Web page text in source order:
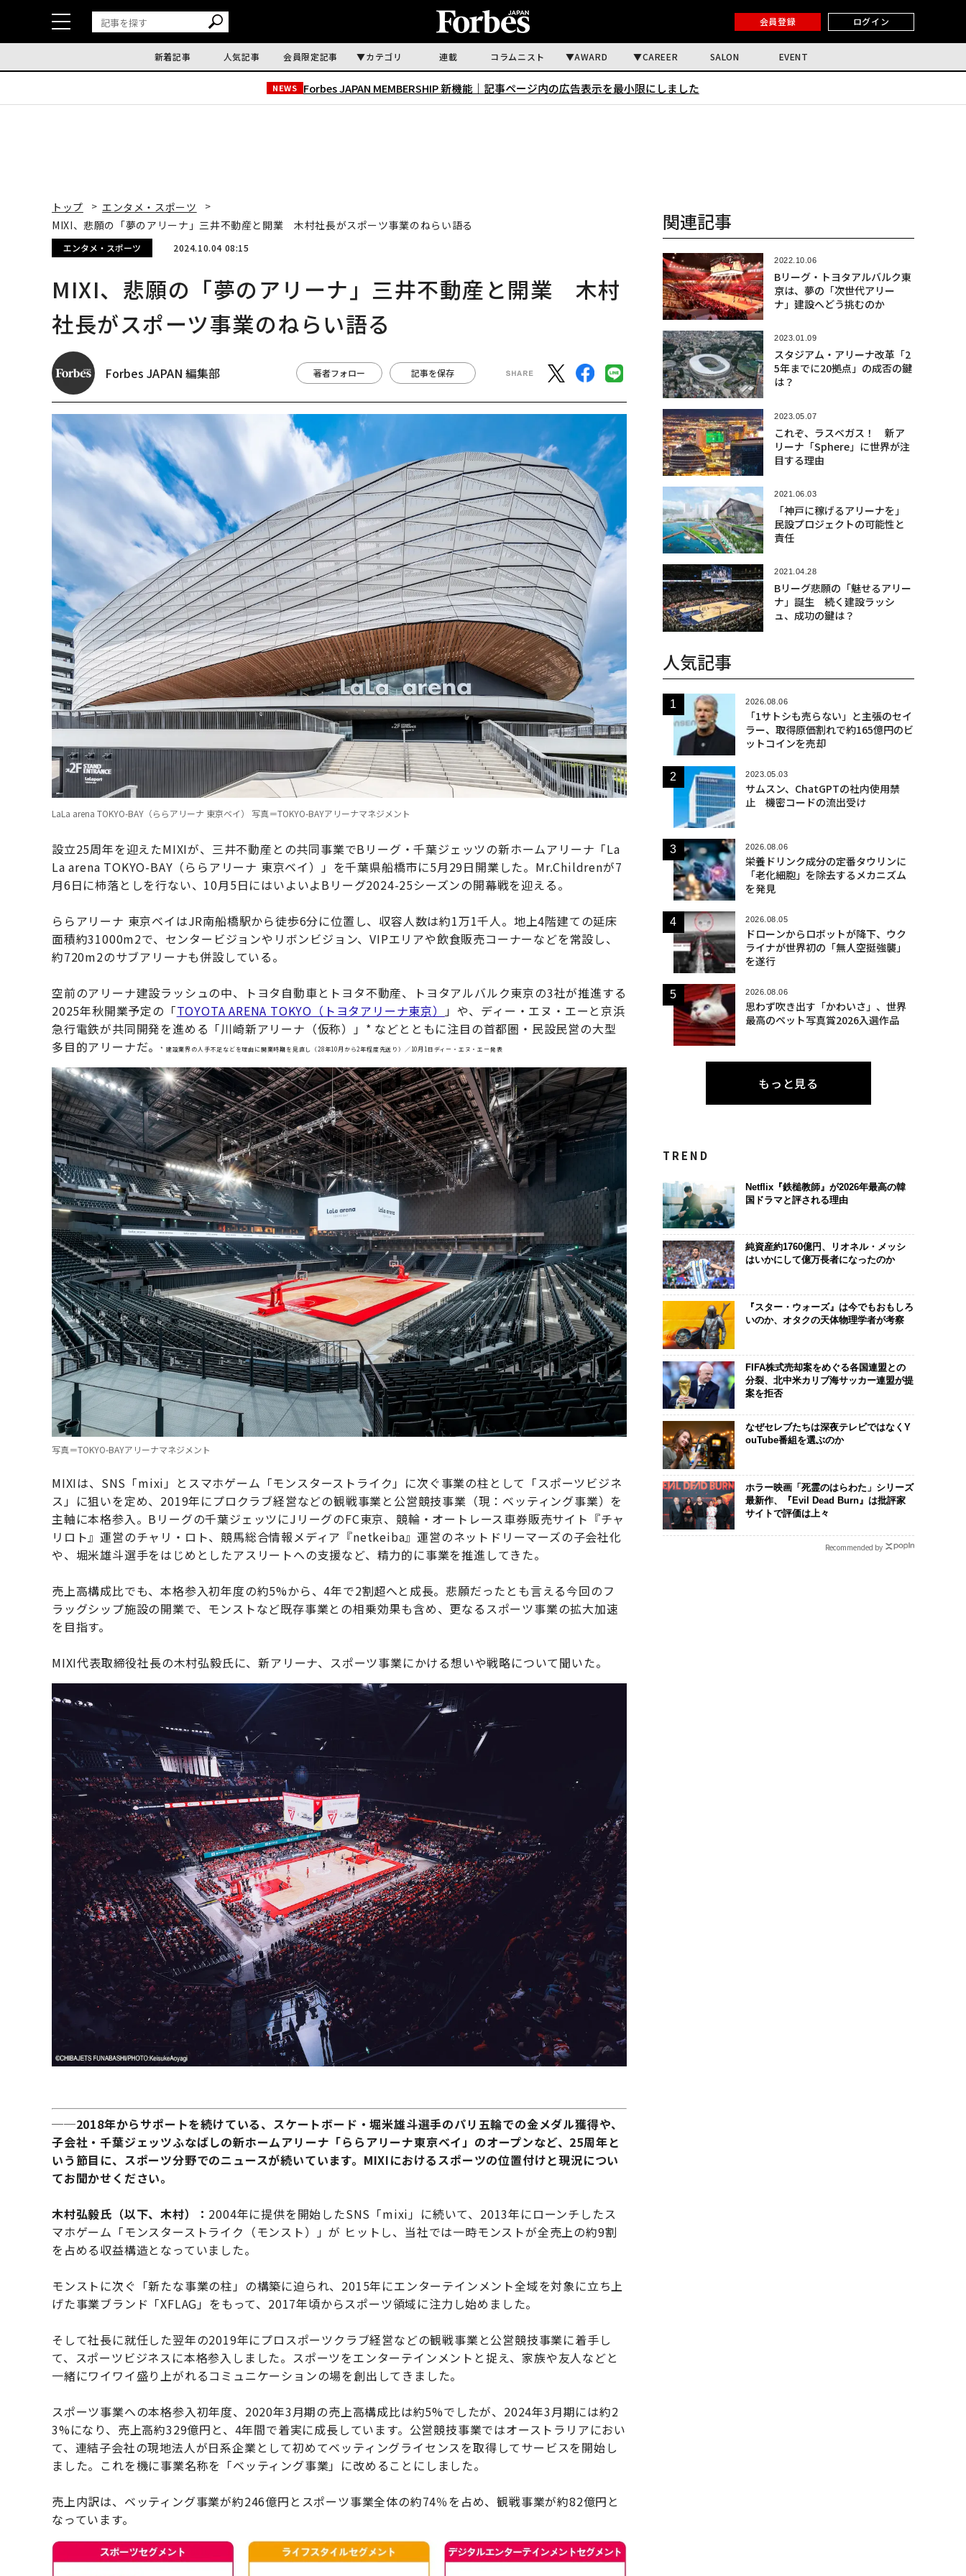
会員登録 ログイン
新着記事 人気記事 会員限定記事 カテゴリ 連載 コラムニスト AWARD CAREER SALON EVENT
NEWS Forbes JAPAN MEMBERSHIP 新機能｜ 記事ページ内の広告表示を最小限にしました
トップ
エンタメ・スポーツ
MIXI、悲願の「夢のアリーナ」三井不動産と開業 木村社長がスポーツ事業のねらい語る
エンタメ・スポーツ 2024.10.04 08:15
MIXI、悲願の「夢のアリーナ」三井不動産と開業 木村
社長がスポーツ事業のねらい語る
Forbes JAPAN 編集部 著者フォロー 記事を保存
LaLa arena TOKYO-BAY（ららアリーナ 東京ベイ） 写真＝TOKYO-BAYアリーナマネジメント
設立25周年を迎えたMIXIが、三井不動産との共同事業でBリーグ・千葉ジェッツの新ホームアリーナ「La
La arena TOKYO-BAY（ららアリーナ 東京ベイ）」を千葉県船橋市に5月29日開業した。Mr.Childrenが7
月6日に柿落としを行ない、10月5日にはいよいよBリーグ2024-25シーズンの開幕戦を迎える。
ららアリーナ 東京ベイはJR南船橋駅から徒歩6分に位置し、収容人数は約1万1千人。地上4階建ての延床
面積約31000m2で、センタービジョンやリボンビジョン、VIPエリアや飲食販売コーナーなどを常設し、
約720m2のサブアリーナも併設している。
空前のアリーナ建設ラッシュの中、トヨタ自動車とトヨタ不動産、トヨタアルバルク東京の3社が推進する
2025年秋開業予定の「TOYOTA ARENA TOKYO（トヨタアリーナ東京）
」や、ディー・エヌ・エーと京浜
急行電鉄が共同開発を進める「川崎新アリーナ（仮称）」* などとともに注目の首都圏・民設民営の大型
多目的アリーナだ。* 建設業界の人手不足などを理由に開業時期を見直し（28年10月から2年程度先送り）／10月1日ディー・エヌ・エー発表
写真＝TOKYO-BAYアリーナマネジメント
MIXIは、SNS「mixi」とスマホゲーム「モンスターストライク」に次ぐ事業の柱として「スポーツビジネ
ス」に狙いを定め、2019年にプロクラブ経営などの観戦事業と公営競技事業（現：ベッティング事業）を
主軸に本格参入。Bリーグの千葉ジェッツにJリーグのFC東京、競輪・オートレース車券販売サイト『チャ
リロト』運営のチャリ・ロト、競馬総合情報メディア『netkeiba』運営のネットドリーマーズの子会社化
や、堀米雄斗選手をはじめとしたアスリートへの支援など、精力的に事業を推進してきた。
売上高構成比でも、本格参入初年度の約5%から、4年で2割超へと成長。悲願だったとも言える今回のフ
ラッグシップ施設の開業で、モンストなど既存事業との相乗効果も含め、更なるスポーツ事業の拡大加速
を目指す。
MIXI代表取締役社⻑の木村弘毅氏に、新アリーナ、スポーツ事業にかける想いや戦略について聞いた。
──2018年からサポートを続けている、スケートボード・堀米雄斗選手のパリ五輪での金メダル獲得や、
子会社・千葉ジェッツふなばしの新ホームアリーナ「ららアリーナ東京ベイ」のオープンなど、25周年と
いう節目に、スポーツ分野でのニュースが続いています。MIXIにおけるスポーツの位置付けと現況につい
てお聞かせください。
木村弘毅氏（以下、木村）： 2004年に提供を開始したSNS「mixi」に続いて、2013年にローンチしたス
マホゲーム「モンスターストライク（モンスト）」が ヒットし、当社では一時モンストが全売上の約9割
を占める収益構造となっていました。
モンストに次ぐ「新たな事業の柱」の構築に迫られ、2015年にエンターテインメント全域を対象に立ち上
げた事業ブランド「XFLAG」をもって、2017年頃からスポーツ領域に注力し始めました。
そして社⻑に就任した翌年の2019年にプロスポーツクラブ経営などの観戦事業と公営競技事業に着手し
て、スポーツビジネスに本格参入しました。スポーツをエンターテインメントと捉え、家族や友人などと
一緒にワイワイ盛り上がれるコミュニケーションの場を創出してきました。
スポーツ事業への本格参入初年度、2020年3月期の売上高構成比は約5%でしたが、2024年3月期には約2
3%になり、売上高約329億円と、4年間で着実に成⻑しています。公営競技事業ではオーストラリアにおい
て、連結子会社の現地法人が日系企業として初めてベッティングライセンスを取得してサービスを開始し
ました。これを機に事業名称を「ベッティング事業」に改めることにしました。
売上内訳は、ベッティング事業が約246億円とスポーツ事業全体の約74％を占め、観戦事業が約82億円と
なっています。
関連記事
2022.10.06
Bリーグ・トヨタアルバルク東
京は、夢の「次世代アリー
ナ」建設へどう挑むのか
2023.01.09
スタジアム・アリーナ改革「2
5年までに20拠点」の成否の鍵
は？
2023.05.07
これぞ、ラスベガス！ 新ア
リーナ「Sphere」に世界が注
目する理由
2021.06.03
「神戸に稼げるアリーナを」
民設プロジェクトの可能性と
責任
2021.04.28
Bリーグ悲願の「魅せるアリー
ナ」誕生 続く建設ラッシ
ュ、成功の鍵は？
人気記事
2026.08.06
「1サトシも売らない」と主張のセイ
ラー、取得原価割れで約165億円のビ
ットコインを売却
2023.05.03
サムスン、ChatGPTの社内使用禁
止 機密コードの流出受け
2026.08.06
栄養ドリンク成分の定番タウリンに
「老化細胞」を除去するメカニズム
を発見
2026.08.05
ドローンからロボットが降下、ウク
ライナが世界初の「無人空挺強襲」
を遂行
2026.08.06
思わず吹き出す「かわいさ」、世界
最高のペット写真賞2026入選作品
もっと見る
TREND
Netflix『鉄槌教師』が2026年最高の韓
国ドラマと評される理由
純資産約1760億円、リオネル・メッシ
はいかにして億万長者になったのか
『スター・ウォーズ』は今でもおもしろ
いのか、オタクの天体物理学者が考察
FIFA株式売却案をめぐる各国連盟との
分裂、北中米カリブ海サッカー連盟が提
案を拒否
なぜセレブたちは深夜テレビではなくY
ouTube番組を選ぶのか
ホラー映画「死霊のはらわた」シリーズ
最新作、『Evil Dead Burn』は批評家
サイトで評価は上々
Recommended by